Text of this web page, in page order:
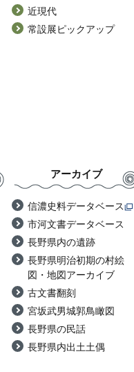
近現代
常設展ピックアップ
アーカイブ
信濃史料データベース
市河文書データベース
長野県内の遺跡
長野県明治初期の村絵
図・地図アーカイブ
古文書翻刻
宮坂武男城郭鳥瞰図
長野県の民話
長野県内出土土偶